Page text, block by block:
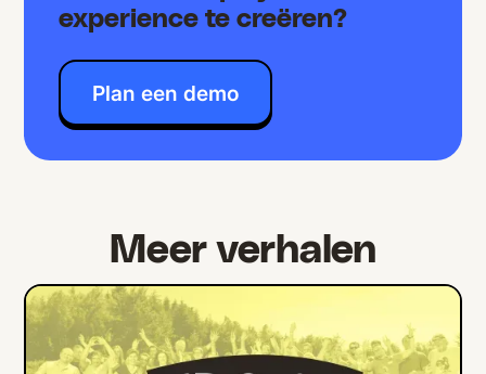
experience te creëren?
Plan een demo
Meer verhalen